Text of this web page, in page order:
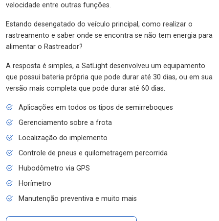
velocidade entre outras funções.
Estando desengatado do veículo principal, como realizar o
rastreamento e saber onde se encontra se não tem energia para
alimentar o Rastreador?
A resposta é simples, a SatLight desenvolveu um equipamento
que possui bateria própria que pode durar até 30 dias, ou em sua
versão mais completa que pode durar até 60 dias.
Aplicações em todos os tipos de semirreboques
Gerenciamento sobre a frota
Localização do implemento
Controle de pneus e quilometragem percorrida
Hubodômetro via GPS
Horímetro
Manutenção preventiva e muito mais